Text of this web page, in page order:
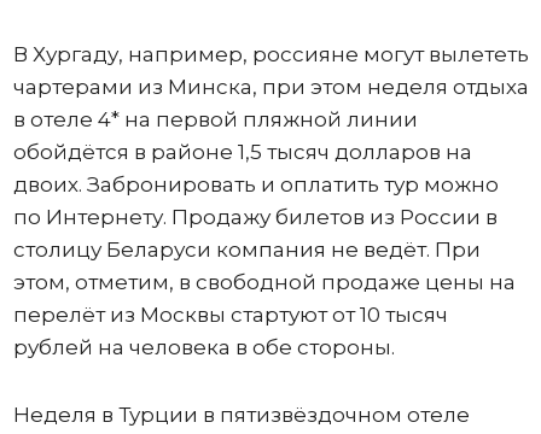
В Хургаду, например, россияне могут вылететь
чартерами из Минска, при этом неделя отдыха
в отеле 4* на первой пляжной линии
обойдётся в районе 1,5 тысяч долларов на
двоих. Забронировать и оплатить тур можно
по Интернету. Продажу билетов из России в
столицу Беларуси компания не ведёт. При
этом, отметим, в свободной продаже цены на
перелёт из Москвы стартуют от 10 тысяч
рублей на человека в обе стороны.
Неделя в Турции в пятизвёздочном отеле